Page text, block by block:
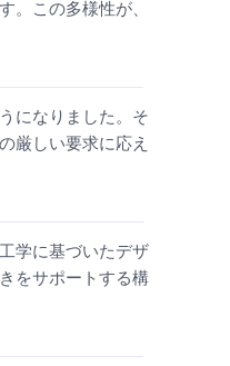
。この多様性が、
になりました。そ
厳しい要求に応え
学に基づいたデザ
をサポートする構